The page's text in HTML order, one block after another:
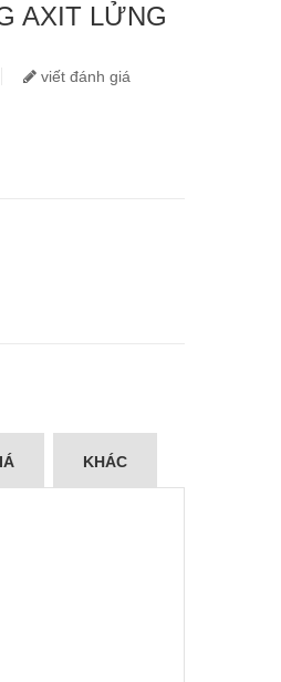
AXIT LỬNG
viết đánh giá
KHÁC